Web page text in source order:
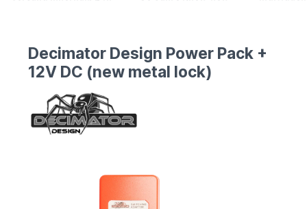
Decimator Design Power Pack +
12V DC (new metal lock)